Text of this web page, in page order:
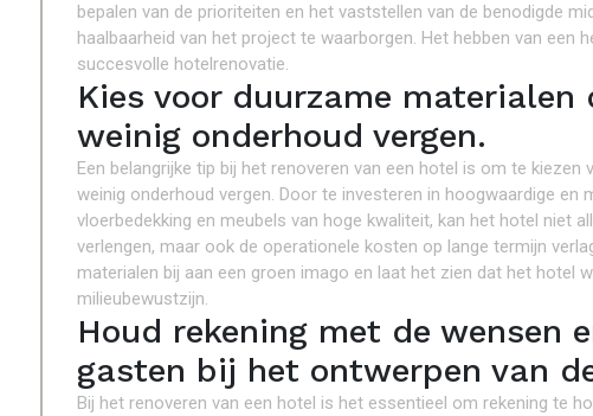
bepalen van de prioriteiten en het vaststellen van de benodigde
haalbaarheid van het project te waarborgen. Het hebben van een
succesvolle hotelrenovatie.
Kies voor duurzame materialen
weinig onderhoud vergen.
Een belangrijke tip bij het renoveren van een hotel is om te
weinig onderhoud vergen. Door te investeren in hoogwaardige en
vloerbedekking en meubels van hoge kwaliteit, kan het hotel niet
verlengen, maar ook de operationele kosten op lange termijn
materialen bij aan een groen imago en laat het zien dat het hotel
milieubewustzijn.
Houd rekening met de wensen
gasten bij het ontwerpen van
Bij het renoveren van een hotel is het essentieel om rekening te